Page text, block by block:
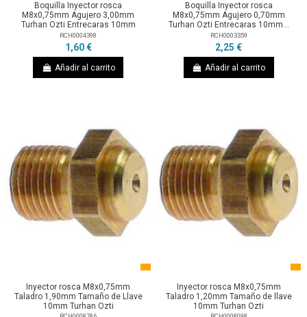
Boquilla Inyector rosca
M8x0,75mm Agujero 3,00mm
Turhan Ozti Entrecaras 10mm
RCH0004398
1,60 €
Añadir al carrito
Boquilla Inyector rosca
M8x0,75mm Agujero 0,70mm
Turhan Ozti Entrecaras 10mm...
RCH0003359
2,25 €
Añadir al carrito
Inyector rosca M8x0,75mm
Taladro 1,90mm Tamaño de Llave
10mm Turhan Ozti
Inyector rosca M8x0,75mm
Taladro 1,20mm Tamaño de llave
10mm Turhan Ozti